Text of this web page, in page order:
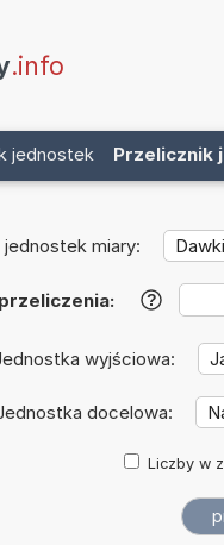
.info
jednostek Przelicznik
miary:
?
wyjściowa:
docelowa:
Liczby w